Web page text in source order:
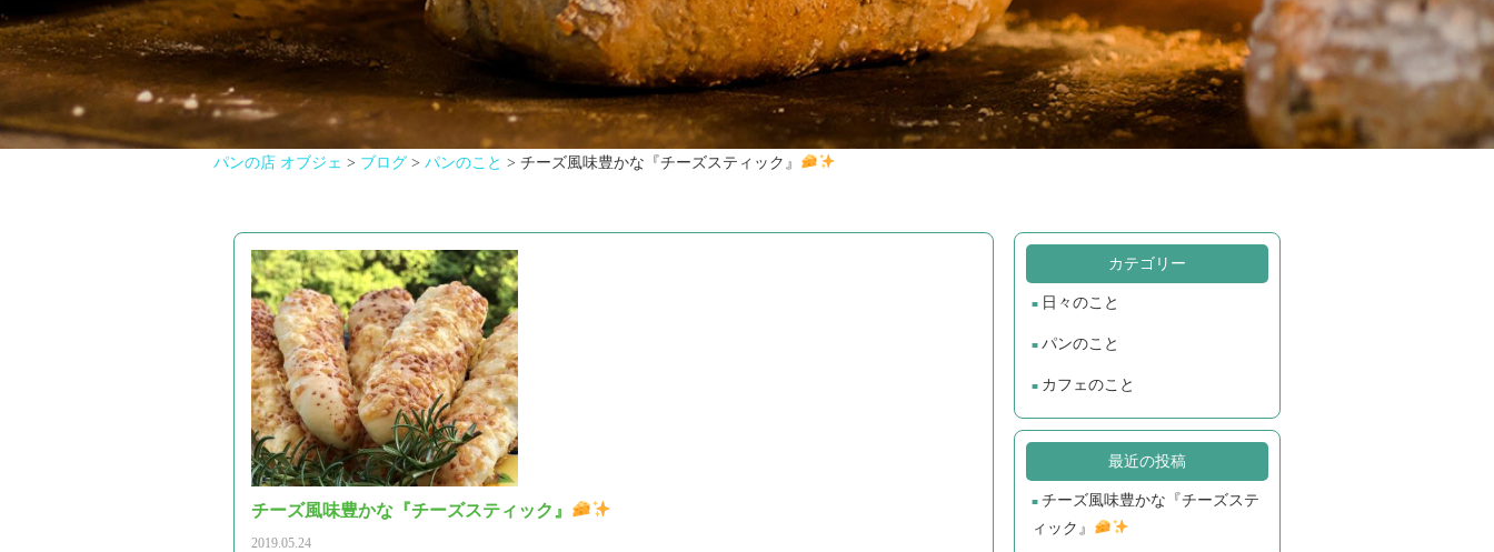
パンの店 オブジェ > ブログ > パンのこと > チーズ風味豊かな『チーズスティック』
チーズ風味豊かな『チーズスティック』
2019.05.24
カテゴリー
日々のこと
パンのこと
カフェのこと
最近の投稿
チーズ風味豊かな『チーズステ
ィック』